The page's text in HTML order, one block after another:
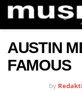
AUSTIN
FAMOUS
by